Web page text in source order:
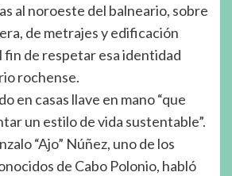
al noroeste del balneario, sobre
de metrajes y edificación
fin de respetar esa identidad
rochense.
en casas llave en mano “que
un estilo de vida sustentable”.
“Ajo” Núñez, uno de los
de Cabo Polonio, habló